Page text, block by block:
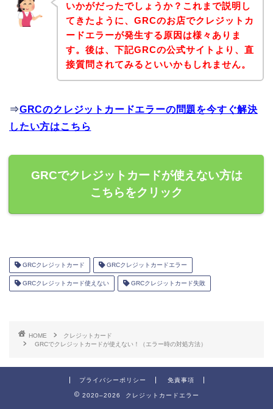
いかがだったでしょうか？これまで説明し
てきたように、GRCのお店でクレジットカ
ードエラーが発生する原因は様々ありま
す。後は、下記GRCの公式サイトより、直
接質問されてみるといいかもしれません。
⇒GRCのクレジットカードエラーの問題を今すぐ解決
したい方はこちら
GRCでクレジットカードが使えない方は
こちらをクリック
GRCクレジットカード GRCクレジットカードエラー
GRCクレジットカード使えない GRCクレジットカード失敗
HOME
クレジットカード
GRCでクレジットカードが使えない！（エラー時の対処方法）
プライバシーポリシー 免責事項
2020–2026 クレジットカードエラー